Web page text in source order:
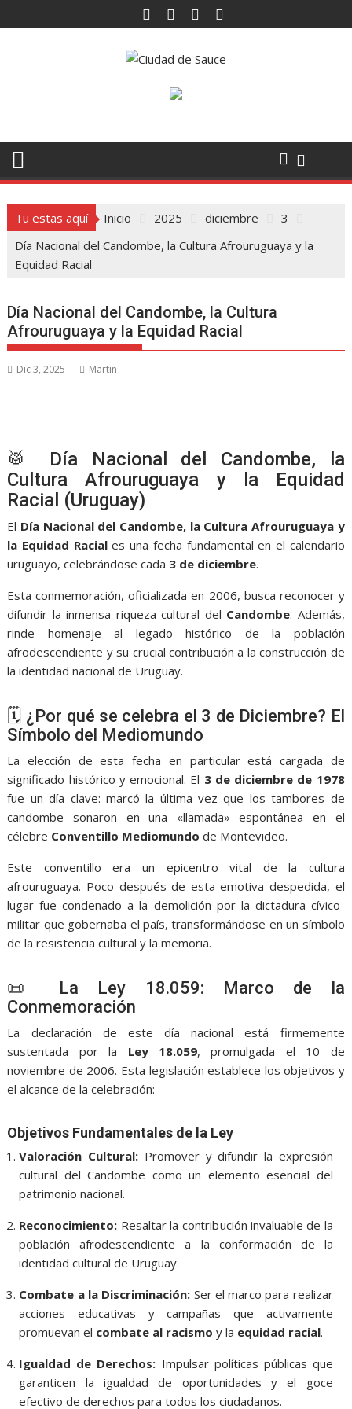
al
Tu estas aquí Inicio 2025 diciembre
3
Día Nacional del Candombe, la Cultura Afrouruguaya y la
Equidad Racial
Día Nacional del Candombe, la Cultura
Afrouruguaya y la Equidad Racial
Dic 3, 2025 Martin
🥁 Día Nacional del Candombe, la
Cultura Afrouruguaya y la Equidad
Racial (Uruguay)
El Día Nacional del Candombe, la Cultura Afrouruguaya y
la Equidad Raciales una fecha fundamental en el calendario
uruguayo, celebrándose cada 3 de diciembre.
Esta conmemoración, oficializada en 2006, busca reconocer y
difundir la inmensa riqueza cultural del Candombe. Además,
rinde homenaje al legado histórico de la población
afrodescendiente y su crucial contribución a la construcción de
la identidad nacional de Uruguay.
🗓️ ¿Por qué se celebra el 3 de Diciembre? El
Símbolo del Mediomundo
La elección de esta fecha en particular está cargada de
significado histórico y emocional. El 3 de diciembre de 1978
fue un día clave: marcó la última vez que los tambores de
candombe sonaron en una «llamada» espontánea en el
célebre Conventillo Mediomundo de Montevideo.
Este conventillo era un epicentro vital de la cultura
afrouruguaya. Poco después de esta emotiva despedida, el
lugar fue condenado a la demolición por la dictadura cívico-
militar que gobernaba el país, transformándose en un símbolo
de la resistencia cultural y la memoria.
📜 La Ley 18.059: Marco de la
Conmemoración
La declaración de este día nacional está firmemente
sustentada por la Ley 18.059, promulgada el 10 de
noviembre de 2006. Esta legislación establece los objetivos y
el alcance de la celebración:
Objetivos Fundamentales de la Ley
Valoración Cultural: Promover y difundir la expresión
cultural del Candombe como un elemento esencial del
patrimonio nacional.
Reconocimiento: Resaltar la contribución invaluable de la
población afrodescendiente a la conformación de la
identidad cultural de Uruguay.
Combate a la Discriminación: Ser el marco para realizar
acciones educativas y campañas que activamente
promuevan el combate al racismo y la equidad racial.
Igualdad de Derechos: Impulsar políticas públicas que
garanticen la igualdad de oportunidades y el goce
efectivo de derechos para todos los ciudadanos.